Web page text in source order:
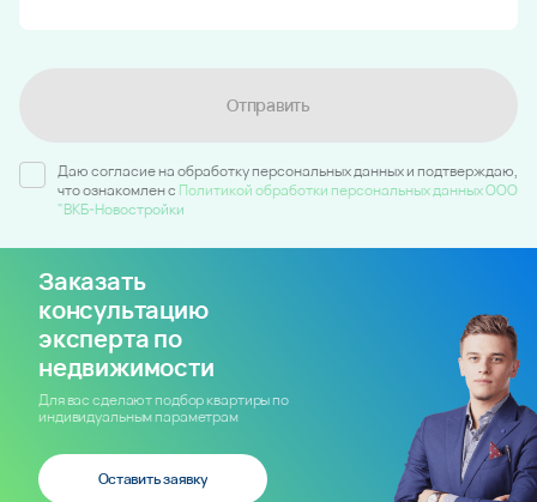
Отправить
Даю согласие на обработку персональных данных и подтверждаю,
что ознакомлен c Политикой обработки персональных данных ООО
"ВКБ-Новостройки
Заказать
консультацию
эксперта по
недвижимости
Для вас сделают подбор квартиры по
индивидуальным параметрам
Оставить заявку